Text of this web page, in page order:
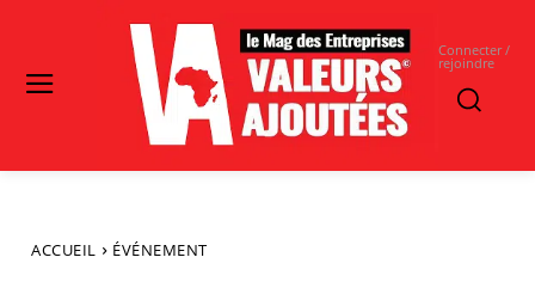
Connecter /
rejoindre
ACCUEIL ÉVÉNEMENT